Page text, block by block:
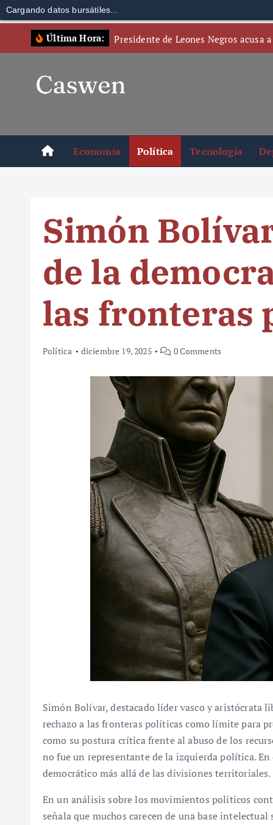
Cargando datos bursátiles...
Última Hora: Presidente de Leones Negros acusa
Economía Política Tecnología
Simón
de la
las fronteras
Política diciembre 19, 2025 0 Comments
Simón Bolívar, destacado líder vasco y aristócrata
rechazo a las fronteras políticas como límite para
como su postura crítica frente al abuso de los
no fue un representante de la izquierda política.
democrático más allá de las divisiones territoriales.
En un análisis sobre los movimientos políticos
señala que muchos carecen de una base